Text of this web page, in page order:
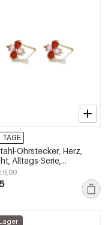
TAGE
Ohrstecker, Herz,
Alltags-Serie,